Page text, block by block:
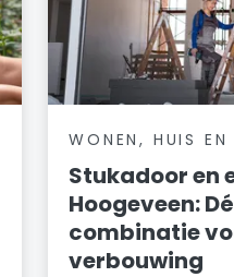
WONEN, HUIS EN
Stukadoor en
Hoogeveen:
combinatie
verbouwing